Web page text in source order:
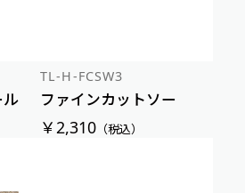
TL-H-FCSW3
ファインカットソー
￥2,310 （税込）